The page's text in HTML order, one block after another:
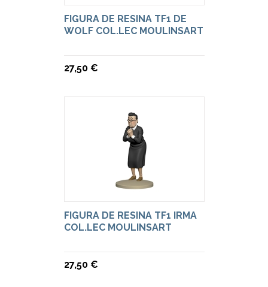
FIGURA DE RESINA TF1 DE
WOLF COL.LEC MOULINSART
27,50 €
FIGURA DE RESINA TF1 IRMA
COL.LEC MOULINSART
27,50 €